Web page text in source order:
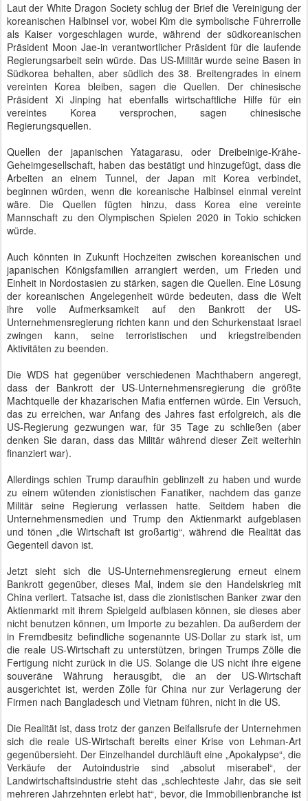
Laut der White Dragon Society schlug der Brief die Vereinigung der
koreanischen Halbinsel vor, wobei Kim die symbolische Führerrolle
als Kaiser vorgeschlagen wurde, während der südkoreanischen
Präsident Moon Jae-in verantwortlicher Präsident für die laufende
Regierungsarbeit sein würde. Das US-Militär wurde seine Basen in
Südkorea behalten, aber südlich des 38. Breitengrades in einem
vereinten Korea bleiben, sagen die Quellen. Der chinesische
Präsident Xi Jinping hat ebenfalls wirtschaftliche Hilfe für ein
vereintes Korea versprochen, sagen chinesische
Regierungsquellen.
Quellen der japanischen Yatagarasu, oder Dreibeinige-Krähe-
Geheimgesellschaft, haben das bestätigt und hinzugefügt, dass die
Arbeiten an einem Tunnel, der Japan mit Korea verbindet,
beginnen würden, wenn die koreanische Halbinsel einmal vereint
wäre. Die Quellen fügten hinzu, dass Korea eine vereinte
Mannschaft zu den Olympischen Spielen 2020 in Tokio schicken
würde.
Auch könnten in Zukunft Hochzeiten zwischen koreanischen und
japanischen Königsfamilien arrangiert werden, um Frieden und
Einheit in Nordostasien zu stärken, sagen die Quellen. Eine Lösung
der koreanischen Angelegenheit würde bedeuten, dass die Welt
ihre volle Aufmerksamkeit auf den Bankrott der US-
Unternehmensregierung richten kann und den Schurkenstaat Israel
zwingen kann, seine terroristischen und kriegstreibenden
Aktivitäten zu beenden.
Die WDS hat gegenüber verschiedenen Machthabern angeregt,
dass der Bankrott der US-Unternehmensregierung die größte
Machtquelle der khazarischen Mafia entfernen würde. Ein Versuch,
das zu erreichen, war Anfang des Jahres fast erfolgreich, als die
US-Regierung gezwungen war, für 35 Tage zu schließen (aber
denken Sie daran, dass das Militär während dieser Zeit weiterhin
finanziert war).
Allerdings schien Trump daraufhin geblinzelt zu haben und wurde
zu einem wütenden zionistischen Fanatiker, nachdem das ganze
Militär seine Regierung verlassen hatte. Seitdem haben die
Unternehmensmedien und Trump den Aktienmarkt aufgeblasen
und tönen „die Wirtschaft ist großartig“, während die Realität das
Gegenteil davon ist.
Jetzt sieht sich die US-Unternehmensregierung erneut einem
Bankrott gegenüber, dieses Mal, indem sie den Handelskrieg mit
China verliert. Tatsache ist, dass die zionistischen Banker zwar den
Aktienmarkt mit ihrem Spielgeld aufblasen können, sie dieses aber
nicht benutzen können, um Importe zu bezahlen. Da außerdem der
in Fremdbesitz befindliche sogenannte US-Dollar zu stark ist, um
die reale US-Wirtschaft zu unterstützen, bringen Trumps Zölle die
Fertigung nicht zurück in die US. Solange die US nicht ihre eigene
souveräne Währung herausgibt, die an der US-Wirtschaft
ausgerichtet ist, werden Zölle für China nur zur Verlagerung der
Firmen nach Bangladesch und Vietnam führen, nicht in die US.
Die Realität ist, dass trotz der ganzen Beifallsrufe der Unternehmen
sich die reale US-Wirtschaft bereits einer Krise von Lehman-Art
gegenübersieht. Der Einzelhandel durchläuft eine „Apokalypse“, die
Verkäufe der Autoindustrie sind „absolut miserabel“, der
Landwirtschaftsindustrie steht das „schlechteste Jahr, das sie seit
mehreren Jahrzehnten erlebt hat“, bevor, die Immobilienbranche ist